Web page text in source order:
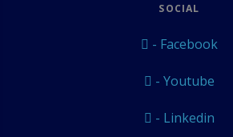
SOCIAL
- Facebook
- Youtube
- Linkedin